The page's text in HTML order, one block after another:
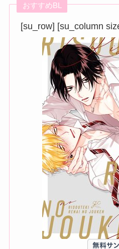
おすすめBL
[su_row] [su_column